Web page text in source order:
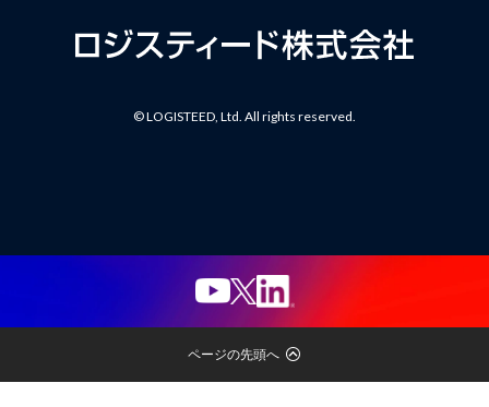
© LOGISTEED, Ltd. All rights reserved.
ページの先頭へ